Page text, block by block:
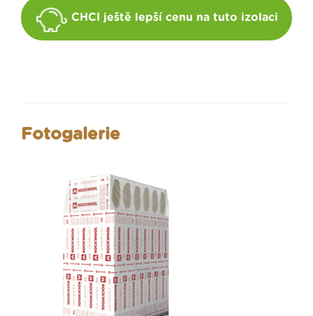
CHCI ještě lepší cenu na tuto izolaci
Fotogalerie